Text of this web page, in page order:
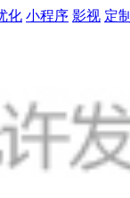
化 小程序 影视 定